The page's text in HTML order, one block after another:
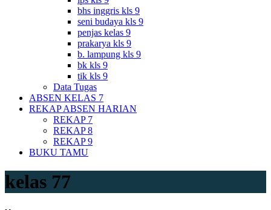
bhs inggris kls 9
seni budaya kls 9
penjas kelas 9
prakarya kls 9
b. lampung kls 9
bk kls 9
tik kls 9
Data Tugas
ABSEN KELAS 7
REKAP ABSEN HARIAN
REKAP 7
REKAP 8
REKAP 9
BUKU TAMU
kelas 77